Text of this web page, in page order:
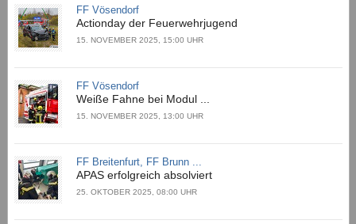
FF Vösendorf
Actionday der Feuerwehrjugend
15. NOVEMBER 2025, 15:00 UHR
FF Vösendorf
Weiße Fahne bei Modul ...
15. NOVEMBER 2025, 13:00 UHR
FF Breitenfurt, FF Brunn ...
APAS erfolgreich absolviert
25. OKTOBER 2025, 08:00 UHR